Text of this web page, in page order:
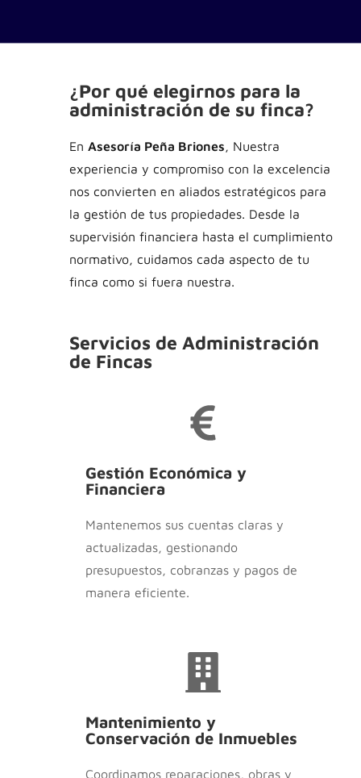
¿Por qué elegirnos para la
administración de su finca?
En Asesoría Peña Briones, Nuestra
experiencia y compromiso con la excelencia
nos convierten en aliados estratégicos para
la gestión de tus propiedades. Desde la
supervisión financiera hasta el cumplimiento
normativo, cuidamos cada aspecto de tu
finca como si fuera nuestra.
Servicios de Administración
de Fincas
Gestión Económica y
Financiera
Mantenemos sus cuentas claras y
actualizadas, gestionando
presupuestos, cobranzas y pagos de
manera eficiente.
Mantenimiento y
Conservación de Inmuebles
Coordinamos reparaciones, obras y